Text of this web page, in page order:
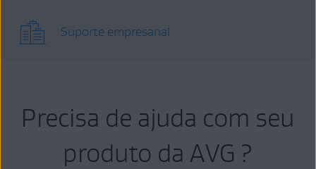
Suporte empresarial
Precisa de ajuda com seu
produto da AVG ?